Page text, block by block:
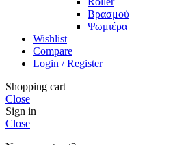
Βρασμού
Ψωμιέρα
Wishlist
Compare
Login / Register
Shopping cart
Close
Sign in
Close